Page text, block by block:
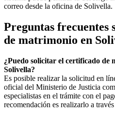
correo desde la oficina de Solivella.
Preguntas frecuentes
de matrimonio en
¿Puedo solicitar el certificado de
Solivella?
Es posible realizar la solicitud en
oficial del Ministerio de Justicia
especialistas en el trámite con el
recomendación es realizarlo a